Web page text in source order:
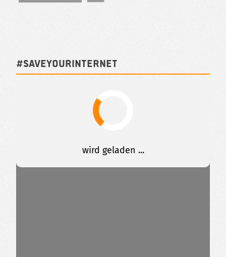
#SAVEYOURINTERNET